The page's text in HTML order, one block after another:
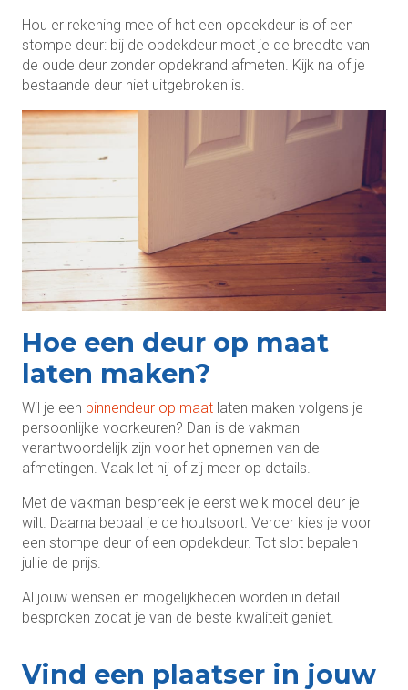
Hou er rekening mee of het een opdekdeur is of een
stompe deur: bij de opdekdeur moet je de breedte van
de oude deur zonder opdekrand afmeten. Kijk na of je
bestaande deur niet uitgebroken is.
Hoe een deur op maat
laten maken?
Wil je een binnendeur op maat laten maken volgens je
persoonlijke voorkeuren? Dan is de vakman
verantwoordelijk zijn voor het opnemen van de
afmetingen. Vaak let hij of zij meer op details.
Met de vakman bespreek je eerst welk model deur je
wilt. Daarna bepaal je de houtsoort. Verder kies je voor
een stompe deur of een opdekdeur. Tot slot bepalen
jullie de prijs.
Al jouw wensen en mogelijkheden worden in detail
besproken zodat je van de beste kwaliteit geniet.
Vind een plaatser in jouw